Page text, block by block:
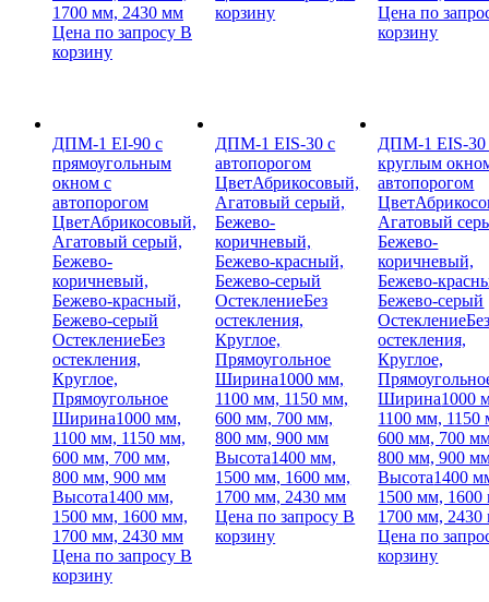
1700 мм, 2430 мм
Цена по запросу В
корзину
корзину
Цена по
корзину
ДПМ-1 EI-90 с
прямоугольным
окном с
автопорогом
ЦветАбрикосовый,
Агатовый серый,
Бежево-
коричневый,
Бежево-красный,
Бежево-серый
ОстеклениеБез
остекления,
Круглое,
Прямоугольное
Ширина1000 мм,
1100 мм, 1150 мм,
600 мм, 700 мм,
800 мм, 900 мм
Высота1400 мм,
1500 мм, 1600 мм,
1700 мм, 2430 мм
Цена по запросу В
корзину
ДПМ-1 EIS-30 с
автопорогом
ЦветАбрикосовый,
Агатовый серый,
Бежево-
коричневый,
Бежево-красный,
Бежево-серый
ОстеклениеБез
остекления,
Круглое,
Прямоугольное
Ширина1000 мм,
1100 мм, 1150 мм,
600 мм, 700 мм,
800 мм, 900 мм
Высота1400 мм,
1500 мм, 1600 мм,
1700 мм, 2430 мм
Цена по запросу В
корзину
ДПМ-1 EIS-30
круглым
автопорогом
Цвет
Агатовый
Бежево-
коричневый,
Бежево-
Бежево-серый
Остекление
остекления,
Круглое,
Ширина1000
1100 мм, 1150
600 мм, 700
800 мм, 900
Высота1400
1500 мм, 1600
1700 мм,
Цена по
корзину